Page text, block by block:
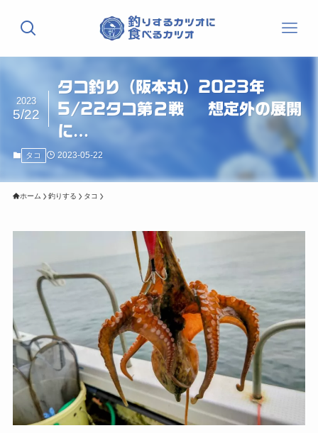
タコ釣り（阪本丸）2023年
5/22タコ第２戦 想定外の展開
に…
2023
5/22
タコ 2023-05-22
ホーム 釣りする タコ